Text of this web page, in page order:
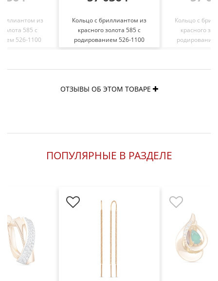
из
золота 585 с
526-1100
Кольцо с бриллиантом из
красного золота 585 с
родированием 526-1100
Кольцо с
красного
ОТЗЫВЫ ОБ ЭТОМ ТОВАРЕ
ПОПУЛЯРНЫЕ В РАЗДЕЛЕ